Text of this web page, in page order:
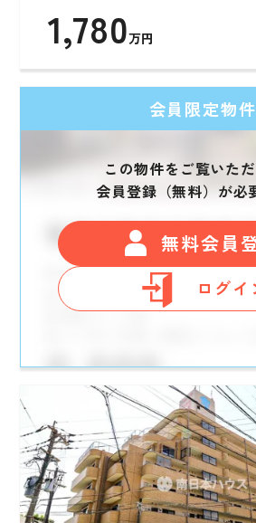
1,780万円
会員限定物件
この物件をご覧いた
会員登録（無料）が必
無料会員
ログイ